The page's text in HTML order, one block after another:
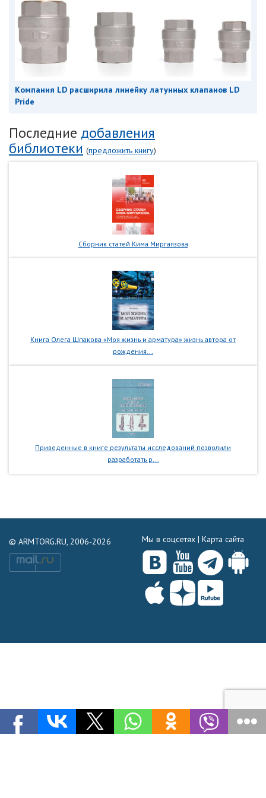
Компания LD расширила линейку латунных клапанов LD
Pride
Последние добавления
библиотеки (предложить книгу)
Сборник статей Кима Миргаязова
Книга Олега Шпакова «Моя жизнь и арматура» жизнь автора от
рождения...
Приведенные в книге результаты исследований позволили
разработать р...
© ARMTORG.RU, 2006-2026 Мы в соцсетях | Карта сайта